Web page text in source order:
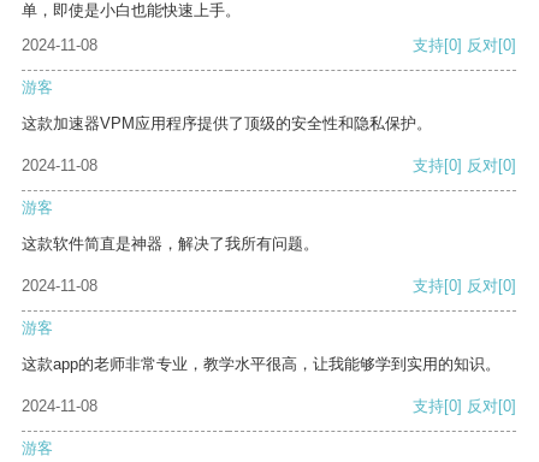
单，即使是小白也能快速上手。
2024-11-08
支持[0] 反对[0]
游客
这款加速器VPM应用程序提供了顶级的安全性和隐私保护。
2024-11-08 支持[0] 反对[0]
游客
这款软件简直是神器，解决了我所有问题。
2024-11-08 支持[0] 反对[0]
游客
这款app的老师非常专业，教学水平很高，让我能够学到实用的知识。
2024-11-08 支持[0] 反对[0]
游客